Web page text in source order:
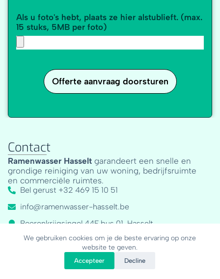
We gebruiken cookies om je de beste ervaring op onze
website te geven.
Accepteer Decline
Als u foto's hebt, plaats ze hier alstublieft. (max.
15 stuks, 5MB per foto)
Offerte aanvraag doorsturen
Contact
Ramenwasser Hasselt garandeert een snelle en
grondige reiniging van uw woning, bedrijfsruimte
en commerciële ruimtes.
Bel gerust +32 469 15 10 51
info@ramenwasser-hasselt.be
Boerenkrijgsingel 44F bus 01, Hasselt
Offerte aanvragen